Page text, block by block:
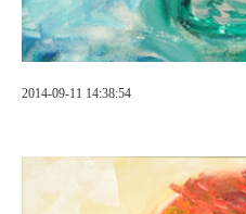
2014-09-11 14:38:54